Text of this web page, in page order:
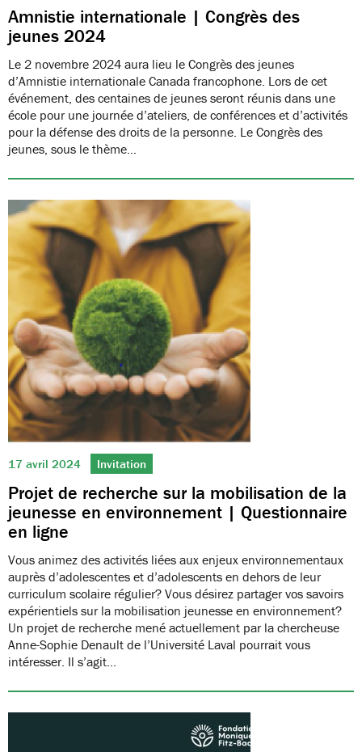
Amnistie internationale | Congrès des
jeunes 2024
Le 2 novembre 2024 aura lieu le Congrès des jeunes
d’Amnistie internationale Canada francophone. Lors de cet
événement, des centaines de jeunes seront réunis dans une
école pour une journée d’ateliers, de conférences et d’activités
pour la défense des droits de la personne. Le Congrès des
jeunes, sous le thème…
17 avril 2024 Invitation
Projet de recherche sur la mobilisation de la
jeunesse en environnement | Questionnaire
en ligne
Vous animez des activités liées aux enjeux environnementaux
auprès d’adolescentes et d’adolescents en dehors de leur
curriculum scolaire régulier? Vous désirez partager vos savoirs
expérientiels sur la mobilisation jeunesse en environnement?
Un projet de recherche mené actuellement par la chercheuse
Anne-Sophie Denault de l’Université Laval pourrait vous
intéresser. Il s’agit…